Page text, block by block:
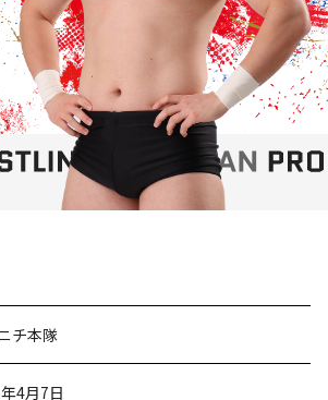
チ本隊
4月7日